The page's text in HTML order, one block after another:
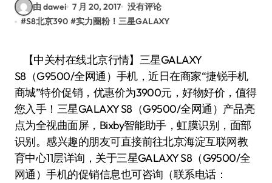
由 dawei 7 月 20, 2017 没有评论
#S8北京390 #实力圈粉！三星GALAXY
【中关村在线北京行情】三星GALAXY
S8（G9500/全网通）手机，近日在商家“捷锐手机
商城”特价促销，优惠价为3900元，好物好价，值得
您入手！三星GALAXY S8（G9500/全网通）产品亮
点为全视曲面屏，Bixby智能助手，虹膜识别，面部
识别。感兴趣的朋友可直接前往北京海淀互联网教
育中心11层详询，关于三星GALAXY S8（G9500/全
网通）手机的促销信息也可咨询（联系电话：